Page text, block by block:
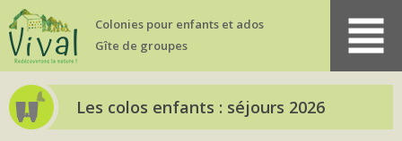
Colonies pour enfants et ados
Gîte de groupes
Les colos enfants : séjours 2026